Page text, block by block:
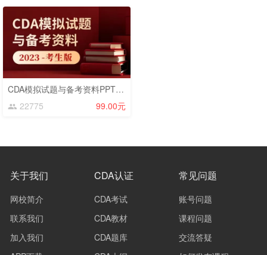
CDA模拟试题与备考资料PPT（2023）——考生版
22775
99.00元
关于我们
网校简介
联系我们
加入我们
CDA认证
CDA考试
CDA教材
CDA题库
常见问题
账号问题
课程问题
交流答疑